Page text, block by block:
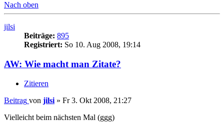
Nach oben
jilsi
Beiträge: 895
Registriert: So 10. Aug 2008, 19:14
AW: Wie macht man Zitate?
Zitieren
Beitrag von jilsi » Fr 3. Okt 2008, 21:27
Vielleicht beim nächsten Mal (ggg)